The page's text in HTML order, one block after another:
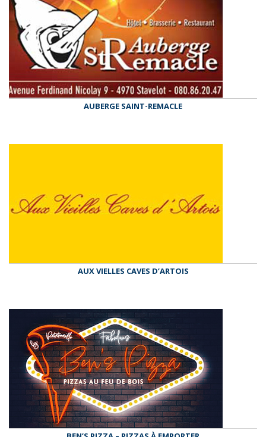
AUBERGE SAINT-REMACLE
AUX VIELLES CAVES D’ARTOIS